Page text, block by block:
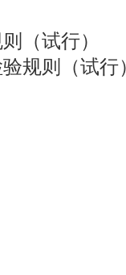
试行）
则（试行